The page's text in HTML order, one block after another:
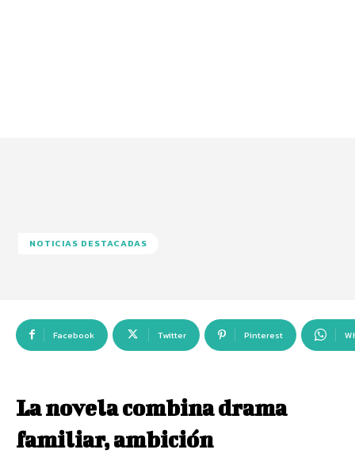
NOTICIAS DESTACADAS
Facebook Twitter Pinterest
La novela combina drama
familiar, ambición